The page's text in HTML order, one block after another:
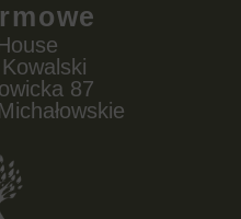
87